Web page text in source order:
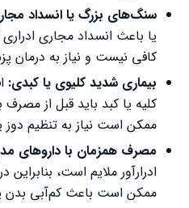
سنگ‌های بزرگ یا انسداد
یا باعث انسداد مجاری
کافی نیست و نیاز به درمان
بیماری شدید کلیوی یا کبدی:
کلیه یا کبد باید قبل از
ممکن است نیاز به تنظیم
مصرف همزمان با داروهای مدر
ادرارآور ملایم است،
ممکن است باعث کم‌آبی